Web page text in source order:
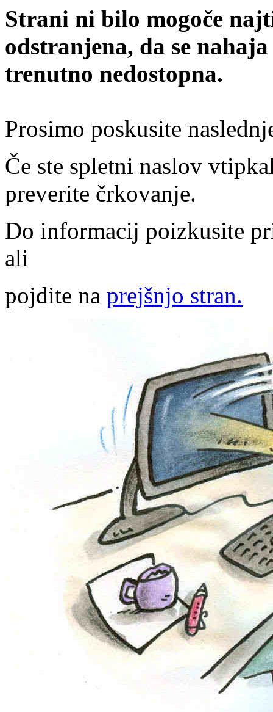
Strani ni bilo mogoče
odstranjena, da se
trenutno nedostopna.
Prosimo poskusite
Če ste spletni naslov
preverite črkovanje.
Do informacij poizkusite
ali
pojdite na prejšnjo stran.